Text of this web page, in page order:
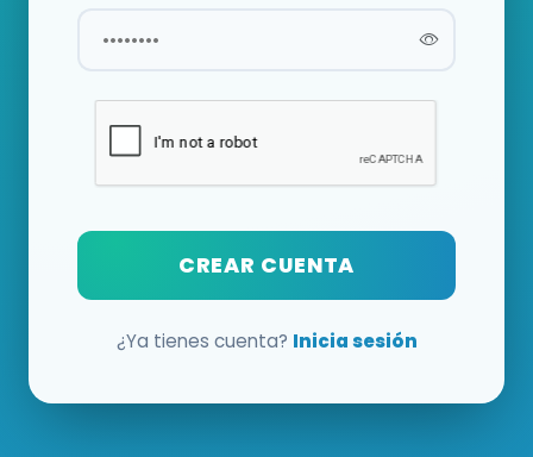
CREAR CUENTA
¿Ya tienes cuenta? Inicia sesión